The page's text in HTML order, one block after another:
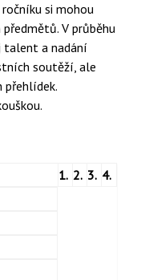
si mohou
V průběhu
talent a nadání
soutěží, ale
přehlídek.
1. 2. 3. 4.